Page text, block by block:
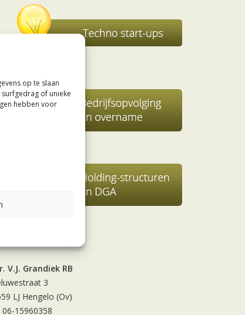
op te slaan
of unieke
hebben voor
V.J. Grandiek RB
3
LJ Hengelo (Ov)
06-15960358